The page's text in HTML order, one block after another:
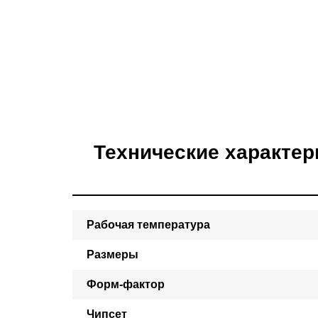
Технические
Рабочая температура
Размеры
Форм-фактор
Чипсет